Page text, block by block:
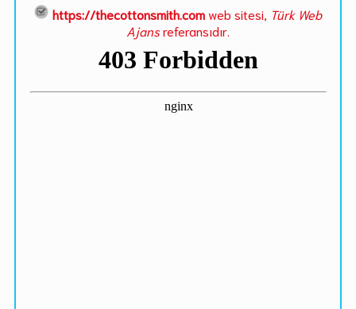
https://thecottonsmith.comweb sitesi, Türk Web
Ajansreferansıdır.